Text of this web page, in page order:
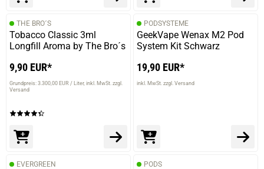
THE BRO´S
Tobacco Classic 3ml
Longfill Aroma by The Bro´s
9,90 EUR*
Grundpreis: 3.300,00 EUR / Liter inkl. MwSt. zzgl.
Versand
PODSYSTEME
GeekVape Wenax M2 Pod
System Kit Schwarz
19,90 EUR*
inkl. MwSt. zzgl. Versand
EVERGREEN PODS